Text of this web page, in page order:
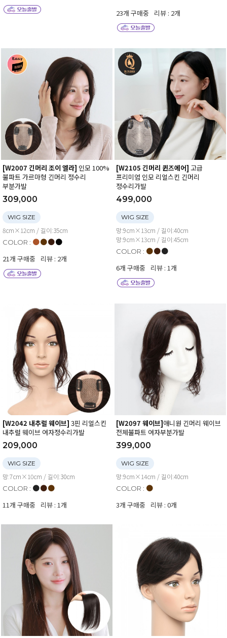
23개 구매중 리뷰 : 2개
[W2007 긴머리 조이 엘라] 인모 100%
불파트 가르마형 긴머리 정수리
부분가발
309,000
WIG SIZE
8cm×12cm / 길이:35cm
COLOR : ● ● ● ●
21개 구매중 리뷰 : 2개
[W2105 긴머리 퀸즈에어] 고급
프리미엄 인모 리얼스킨 긴머리
정수리가발
499,000
WIG SIZE
망:9cm×13cm / 길이:40cm
망:9cm×13cm / 길이:45cm
COLOR : ● ● ●
6개 구매중 리뷰 : 1개
[W2042 내추럴 웨이브] 3핀 리얼스킨
내추럴 웨이브 여자정수리가발
209,000
WIG SIZE
망:7cm×10cm / 길이:30cm
COLOR : ● ● ●
11개 구매중 리뷰 : 1개
[W2097 웨이브]애니원 긴머리 웨이브
전체불파트 여자부분가발
399,000
WIG SIZE
망:9cm×14cm / 길이:40cm
COLOR : ●
3개 구매중 리뷰 : 0개